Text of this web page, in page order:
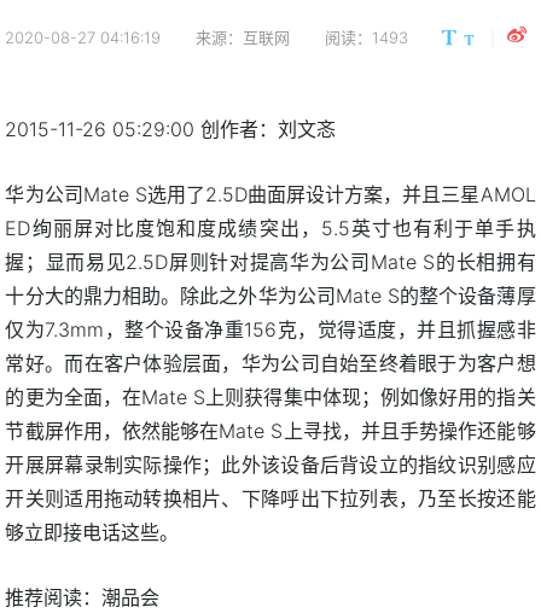
2020-08-27 04:16:19 来源：互联网 阅读：1493
2015-11-26 05:29:00 创作者：刘文忞
华为公司Mate S选用了2.5D曲面屏设计方案，并且三星AMOL
ED绚丽屏对比度饱和度成绩突出，5.5英寸也有利于单手执
握；显而易见2.5D屏则针对提高华为公司Mate S的长相拥有
十分大的鼎力相助。除此之外华为公司Mate S的整个设备薄厚
仅为7.3mm，整个设备净重156克，觉得适度，并且抓握感非
常好。而在客户体验层面，华为公司自始至终着眼于为客户想
的更为全面，在Mate S上则获得集中体现；例如像好用的指关
节截屏作用，依然能够在Mate S上寻找，并且手势操作还能够
开展屏幕录制实际操作；此外该设备后背设立的指纹识别感应
开关则适用拖动转换相片、下降呼出下拉列表，乃至长按还能
够立即接电话这些。
推荐阅读：潮品会